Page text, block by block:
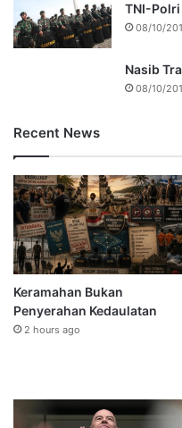
TNI-Polri
08/10/
Nasib
08/10/
Recent News
Keramahan Bukan
Penyerahan Kedaulatan
2 hours ago